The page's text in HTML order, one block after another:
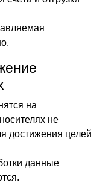
на
не
достижения целей
данные